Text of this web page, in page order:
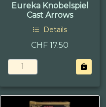
Eureka Knobelspiel
Cast Arrows
Details
CHF 17.50